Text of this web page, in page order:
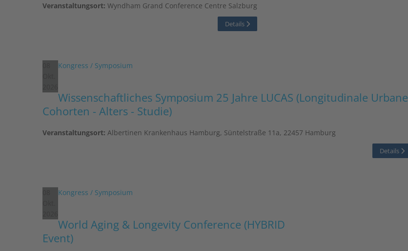
Veranstaltungsort: Wyndham Grand Conference Centre Salzburg
Details
Kongress / Symposium
Wissenschaftliches Symposium 25 Jahre LUCAS (Longitudinale Urbane
Cohorten - Alters - Studie)
Veranstaltungsort: Albertinen Krankenhaus Hamburg, Süntelstraße 11a, 22457 Hamburg
Details
Kongress / Symposium
World Aging & Longevity Conference (HYBRID
Event)